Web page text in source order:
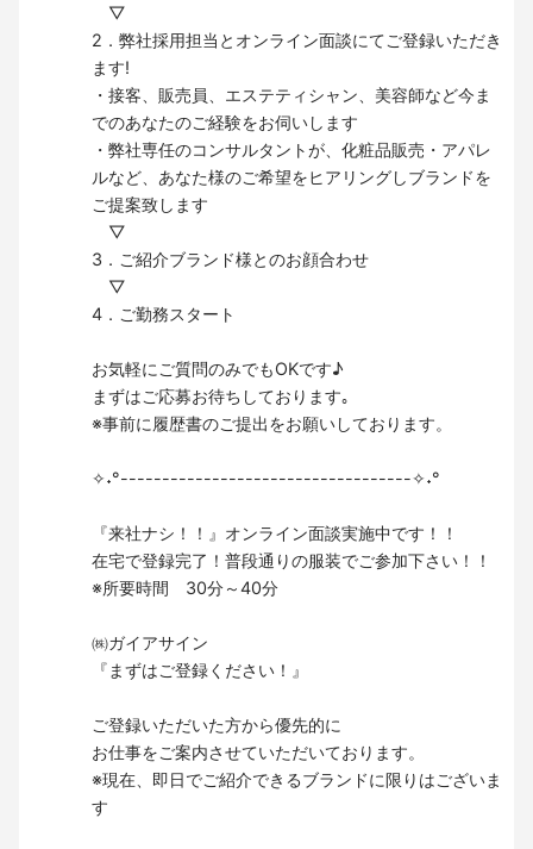
▽
2．弊社採用担当とオンライン面談にてご登録いただき
ます!
・接客、販売員、エステティシャン、美容師など今ま
でのあなたのご経験をお伺いします
・弊社専任のコンサルタントが、化粧品販売・アパレ
ルなど、あなた様のご希望をヒアリングしブランドを
ご提案致します
▽
3．ご紹介ブランド様とのお顔合わせ
▽
4．ご勤務スタート
お気軽にご質問のみでもOKです♪
まずはご応募お待ちしております｡
※事前に履歴書のご提出をお願いしております。
✧˖°-----------------------------------✧˖°
『来社ナシ！！』オンライン面談実施中です！！
在宅で登録完了！普段通りの服装でご参加下さい！！
※所要時間 30分～40分
㈱ガイアサイン
『まずはご登録ください！』
ご登録いただいた方から優先的に
お仕事をご案内させていただいております。
※現在、即日でご紹介できるブランドに限りはございま
す